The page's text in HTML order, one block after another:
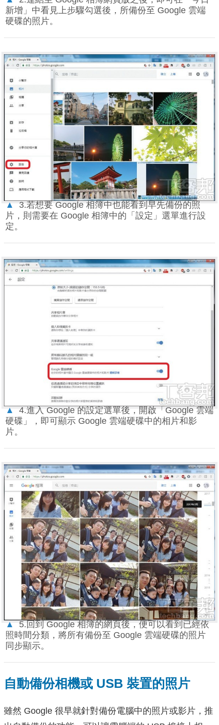
新增」中看見上步驟勾選後，所備份至 Google 雲端
硬碟的照片。
▲
3.若想要 Google 相簿中也能看到早先備份的照
片，則需要在 Google 相簿中的「設定」選單進行設
定。
▲
4.進入 Google 的設定選單後，開啟「Google 雲端
硬碟」，即可顯示 Google 雲端硬碟中的相片和影
片。
▲
5.回到 Google 相簿的網頁後，便可以看到已經依
照時間分類，將所有備份至 Google 雲端硬碟的照片
同步顯示。
自動備份相機或 USB 裝置的照片
雖然 Google 很早就針對備份電腦中的照片或影片，推